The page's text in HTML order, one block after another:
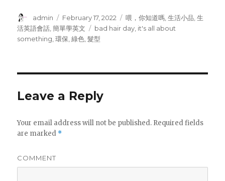
Author
admin
Posted
on
February 17, 2022 Categories
喂，你知道嗎 ,生活小品 ,生
活英語會話 ,簡單學英文 Tags
bad hair day it's all about
something ,環保 ,綠色 ,髮型
Leave a Reply
Your email address will not be published. Required fields
are marked *
COMMENT